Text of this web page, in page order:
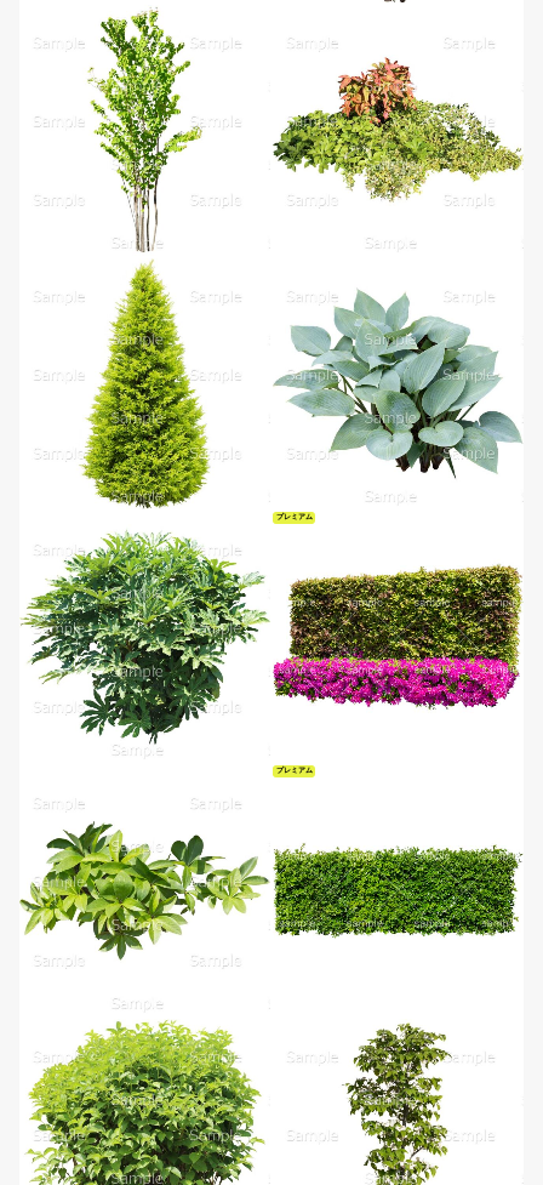
プレミアム
プレミアム